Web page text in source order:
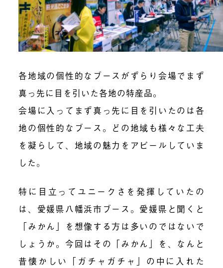
各地域の個性的なブースがずらり会場でまず
真っ先に目を引いた各地の特産品。
会場に入ってまず真っ先に目を引いたのは各
地の個性的なブース。どの地域も様々な工夫
を凝らして、地域の魅力をアピールしていま
した。
特に目立ってユニークさを発揮していたの
は、愛媛県八幡浜市ブース。愛媛県と聞くと
「みかん」を想像する方は多いのではないで
しょうか。今回はその「みかん」を、なんと
昔懐かしい「ガチャガチャ」の中に入れた